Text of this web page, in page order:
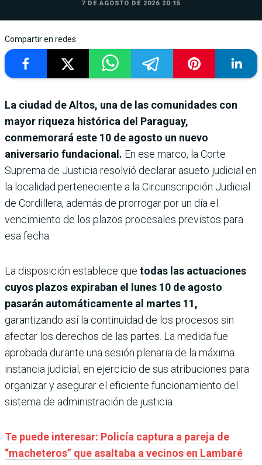
7 DE AGOSTO DE 2026 20:15
Compartir en redes
La ciudad de Altos, una de las comunidades con
mayor riqueza histórica del Paraguay,
conmemorará este 10 de agosto un nuevo
aniversario fundacional. En ese marco, la Corte
Suprema de Justicia resolvió declarar asueto judicial en
la localidad perteneciente a la Circunscripción Judicial
de Cordillera, además de prorrogar por un día el
vencimiento de los plazos procesales previstos para
esa fecha.
La disposición establece que todas las actuaciones
cuyos plazos expiraban el lunes 10 de agosto
pasarán automáticamente al martes 11,
garantizando así la continuidad de los procesos sin
afectar los derechos de las partes. La medida fue
aprobada durante una sesión plenaria de la máxima
instancia judicial, en ejercicio de sus atribuciones para
organizar y asegurar el eficiente funcionamiento del
sistema de administración de justicia.
Te puede interesar: Policía captura a pareja de
“macheteros” que asaltaba a vecinos en Lambaré